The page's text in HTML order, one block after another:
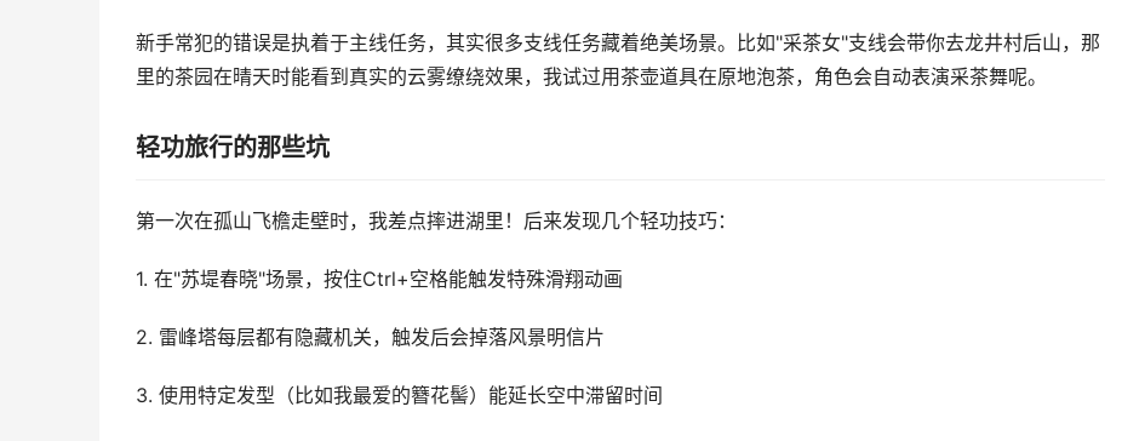
新手常犯的错误是执着于主线任务，其实很多支线任务藏着绝美场景。比如"采茶女"支线会带你去龙井村后山，那
里的茶园在晴天时能看到真实的云雾缭绕效果，我试过用茶壶道具在原地泡茶，角色会自动表演采茶舞呢。
轻功旅行的那些坑
第一次在孤山飞檐走壁时，我差点摔进湖里！后来发现几个轻功技巧：
1. 在"苏堤春晓"场景，按住Ctrl+空格能触发特殊滑翔动画
2. 雷峰塔每层都有隐藏机关，触发后会掉落风景明信片
3. 使用特定发型（比如我最爱的簪花髻）能延长空中滞留时间